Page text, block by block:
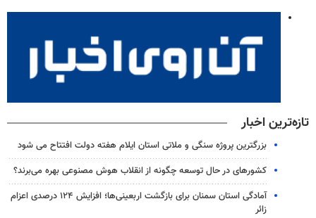
تازه‌ترین اخبار
بزرگترین پروژه سنگی و ملاتی استان ایلام هفته دولت افتتاح می شود
کشورهای در حال توسعه چگونه از انقلاب هوش مصنوعی بهره می‌برند؟
آمادگی استان سمنان برای بازگشت اربعینی‌ها؛ افزایش ۱۲۴ درصدی اعزام
زائر